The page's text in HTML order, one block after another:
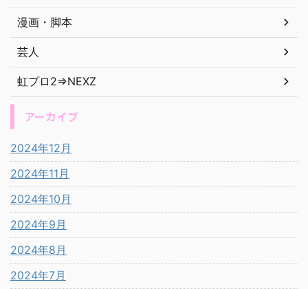
漫画・脚本
芸人
虹プロ2⇒NEXZ
アーカイブ
2024年12月
2024年11月
2024年10月
2024年9月
2024年8月
2024年7月